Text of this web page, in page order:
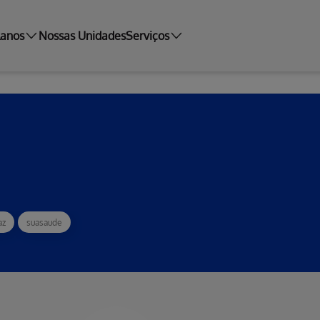
Nossas UnidadesServiços
suasaude